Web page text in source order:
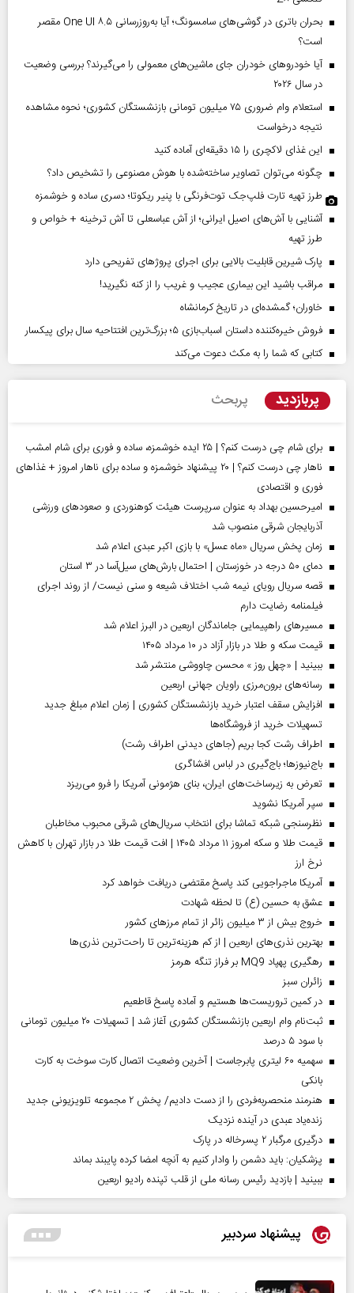
بحران باتری در گوشی‌های سامسونگ؛ آیا به‌روزرسانی One UI ۸.۵ مقصر
است؟
آیا خودروهای خودران جای ماشین‌های معمولی را می‌گیرند؟ بررسی وضعیت
در سال ۲۰۲۶
استعلام وام ضروری ۷۵ میلیون تومانی بازنشستگان کشوری؛ نحوه مشاهده
نتیجه درخواست
این غذای لاکچری را ۱۵ دقیقه‌ای آماده کنید
چگونه می‌توان تصاویر ساخته‌شده با هوش مصنوعی را تشخیص داد؟
طرز تهیه تارت فلپ‌جک توت‌فرنگی با پنیر ریکوتا؛ دسری ساده و خوشمزه
آشنایی با آش‌های اصیل ایرانی؛ از آش عباسعلی تا آش ترخینه + خواص و
طرز تهیه
پارک شیرین قابلیت‌ بالایی برای اجرای پروژهای تفریحی دارد
مراقب باشید این بیماری عجیب و غریب را از کنه نگیرید!
خاوران؛ گمشده‌ای در تاریخ کرمانشاه
فروش خیره‌کننده داستان اسباب‌بازی ۵؛ بزرگ‌ترین افتتاحیه سال برای پیکسار
کتابی که شما را به مکث دعوت می‌کند
پربازدید پربحث
برای شام چی درست کنم؟ | ۲۵ ایده خوشمزه، ساده و فوری برای شام امشب
ناهار چی درست کنم؟ | ۲۰ پیشنهاد خوشمزه و ساده برای ناهار امروز + غذاهای
فوری و اقتصادی
امیرحسین بهداد به عنوان سرپرست هیئت کوهنوردی و صعودهای ورزشی
آذربایجان شرقی منصوب شد
زمان پخش سریال «ماه عسل» با بازی اکبر عبدی اعلام شد
دمای ۵۰ درجه در خوزستان | احتمال بارش‌های سیل‌آسا در ۳ استان
قصه سریال رویای نیمه شب اختلاف شیعه و سنی نیست/ از روند اجرای
فیلمنامه رضایت دارم
مسیر‌های راهپیمایی جاماندگان اربعین در البرز اعلام شد
قیمت سکه و طلا در بازار آزاد در ۱۰ مرداد ۱۴۰۵
ببینید | «چهل روز » محسن چاووشی منتشر شد
رسانه‌های برون‌مرزی راویان جهانی اربعین
افزایش سقف اعتبار خرید بازنشستگان کشوری | زمان اعلام مبلغ جدید
تسهیلات خرید از فروشگاه‌ها
اطراف رشت کجا بریم (جاهای دیدنی اطراف رشت)
باج‌نیوزها؛ باج‌گیری در لباس افشاگری
تعرض به زیرساخت‌های ایران، بنای هژمونی آمریکا را فرو می‌ریزد
سپر آمریکا نشوید
نظرسنجی شبکه تماشا برای انتخاب سریال‌های شرقی محبوب مخاطبان
قیمت طلا و سکه امروز ۱۱ مرداد ۱۴۰۵ | افت قیمت طلا در بازار تهران با کاهش
نرخ ارز
آمریکا ماجراجویی کند پاسخ مقتضی دریافت خواهد کرد
عشق به حسین (ع) تا لحظه شهادت
خروج بیش از ۳ میلیون زائر از تمام مرز‌های کشور
بهترین نذری‌های اربعین | از کم هزینه‌ترین تا راحت‌ترین نذری‌ها
رهگیری پهپاد MQ9 بر فراز تنگه هرمز
‌زائران سبز
در کمین تروریست‌ها هستیم و آماده پاسخ قاطعیم
ثبت‌نام وام اربعین بازنشستگان کشوری آغاز شد | تسهیلات ۲۰ میلیون تومانی
با سود ۵ درصد
سهمیه ۶۰ لیتری پابرجاست | آخرین وضعیت اتصال کارت سوخت به کارت
بانکی
هنرمند منحصر‌به‌فردی را از دست دادیم/ پخش ۲ مجموعه تلویزیونی جدید
زنده‌یاد عبدی در آینده نزدیک
درگیری مرگبار ۲ پسرخاله در پارک
پزشکیان: باید دشمن را وادار کنیم به آنچه امضا کرده پایبند بماند
ببینید | بازدید رئیس رسانه ملی از قلب تپنده رادیو اربعین
پیشنهاد سردبیر